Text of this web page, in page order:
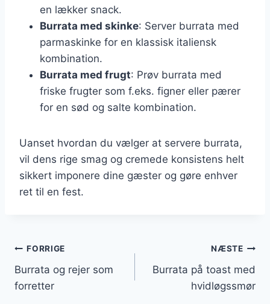
en lækker snack.
Burrata med skinke: Server burrata med
parmaskinke for en klassisk italiensk
kombination.
Burrata med frugt: Prøv burrata med
friske frugter som f.eks. figner eller pærer
for en sød og salte kombination.
Uanset hvordan du vælger at servere burrata,
vil dens rige smag og cremede konsistens helt
sikkert imponere dine gæster og gøre enhver
ret til en fest.
Indlægsnavigation
FORRIGE
Burrata og rejer som
forretter
NÆSTE
Burrata på toast med
hvidløgssmør